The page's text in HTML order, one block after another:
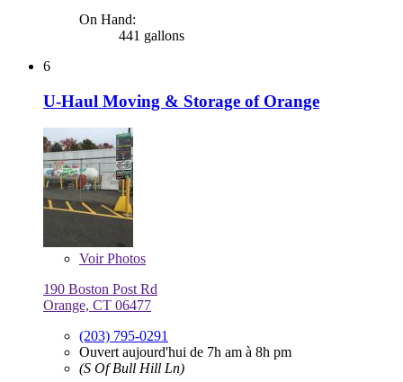
On Hand:
441 gallons
6
U-Haul Moving & Storage of Orange
VoirPhotos
190 Boston Post Rd
Orange, CT 06477
(203) 795-0291
Ouvert aujourd'hui de 7h am à 8h pm
(S Of Bull Hill Ln)